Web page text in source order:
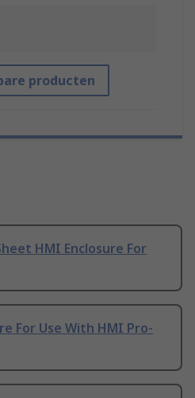
producten
HMI Enclosure For
For Use With HMI Pro-